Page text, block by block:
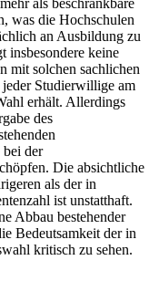
was die Hochschulen
an Ausbildung zu
insbesondere keine
mit solchen sachlichen
jeder Studierwillige am
erhält. Allerdings
des
bei der
Die absichtliche
als der in
ist unstatthaft.
Abbau bestehender
Bedeutsamkeit der in
kritisch zu sehen.